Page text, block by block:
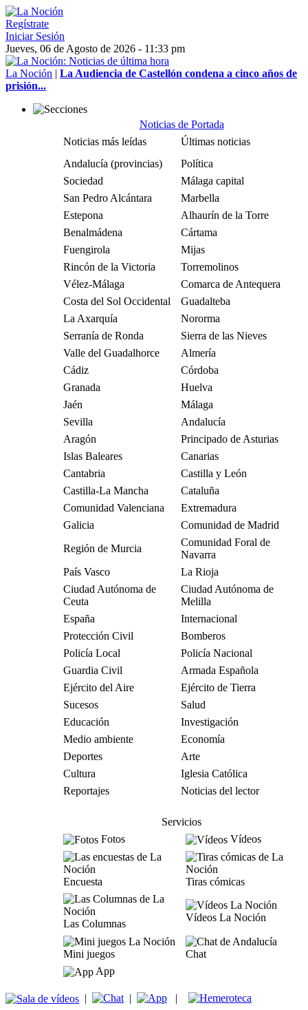
Regístrate
Iniciar Sesión
Jueves, 06 de Agosto de 2026 - 11:33 pm
La Noción | La Audiencia de Castellón condena a cinco años de
prisión...
Noticias de Portada
Noticias más leídas
Últimas noticias
Andalucía (provincias)
Política
Sociedad
Málaga capital
San Pedro Alcántara
Marbella
Estepona
Alhaurín de la Torre
Benalmádena
Cártama
Fuengirola
Mijas
Rincón de la Victoria
Torremolinos
Vélez-Málaga
Comarca de Antequera
Costa del Sol Occidental
Guadalteba
La Axarquía
Nororma
Serranía de Ronda
Sierra de las Nieves
Valle del Guadalhorce
Almería
Cádiz
Córdoba
Granada
Huelva
Jaén
Málaga
Sevilla
Andalucía
Aragón
Principado de Asturias
Islas Baleares
Canarias
Cantabria
Castilla y León
Castilla-La Mancha
Cataluña
Comunidad Valenciana
Extremadura
Galicia
Comunidad de Madrid
Región de Murcia
Comunidad Foral de
Navarra
País Vasco
La Rioja
Ciudad Autónoma de
Ceuta
Ciudad Autónoma de
Melilla
España
Internacional
Protección Civil
Bomberos
Policía Local
Policía Nacional
Guardia Civil
Armada Española
Ejército del Aire
Ejército de Tierra
Sucesos
Salud
Educación
Investigación
Medio ambiente
Economía
Deportes
Arte
Cultura
Iglesia Católica
Reportajes
Noticias del lector
Servicios
Fotos
Vídeos
Encuesta Tiras cómicas
Las Columnas
Vídeos La Noción
Mini juegos
Chat
App
| | |